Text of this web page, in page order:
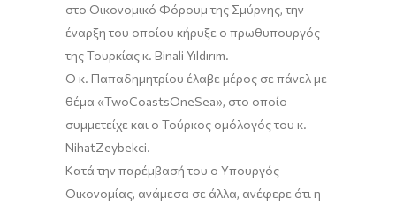
στο Οικονομικό Φόρουμ της Σμύρνης, την
έναρξη του οποίου κήρυξε ο πρωθυπουργός
της Τουρκίας κ. Binali Yıldırım.
Ο κ. Παπαδημητρίου έλαβε μέρος σε πάνελ με
θέμα «TwoCoastsOneSea», στο οποίο
συμμετείχε και ο Τούρκος ομόλογός του κ.
NihatZeybekci.
Κατά την παρέμβασή του ο Υπουργός
Οικονομίας, ανάμεσα σε άλλα, ανέφερε ότι η